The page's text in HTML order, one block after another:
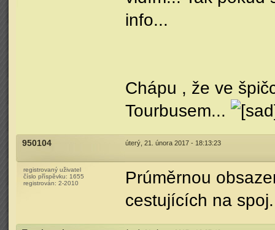
info...
Chápu , že ve
Tourbusem...
950104 úterý, 21. února 2017 - 18:13:23
registrovaný uživatel
číslo příspěvku: 1655
registrován: 2-2010
Prúměrnou
cestujících na